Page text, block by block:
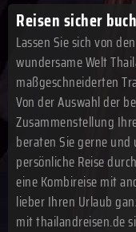
Reisen sicher
Lassen Sie sich von
wundersame Welt
maßgeschneiderten
Von der Auswahl der
Zusammenstellung
beraten Sie gerne
persönliche Reise
eine Kombireise mit
lieber Ihren Urlaub
mit thailandreisen.de